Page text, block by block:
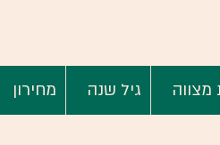
מצווה גיל שנה מחירון